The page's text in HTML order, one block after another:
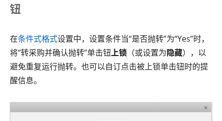
钮
在条件式格式设置中，设置条件当“是否抛转”为“Yes”时，
将“转采购并确认抛转”单击钮上锁 （或设置为隐藏），以
避免重复运行抛转。也可以自订点击被上锁单击钮时的提
醒信息。